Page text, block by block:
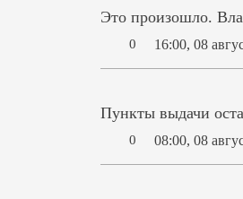
Это произошло.
0 16:00, 08
Пункты выдачи
0 08:00, 08